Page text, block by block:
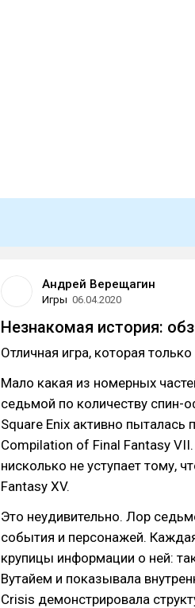
Андрей Верещагин
Игры 06.04.2020
Незнакомая история:
Отличная игра, которая
Мало какая из номерных
седьмой по количеству спин-
Square Enix активно
Compilation of Final Fantasy
нисколько не уступает тому,
Fantasy XV.
Это неудивительно. Лор
события и персонажей.
крупицы информации о ней:
Вутайем и показывала
Crisis демонстрировала